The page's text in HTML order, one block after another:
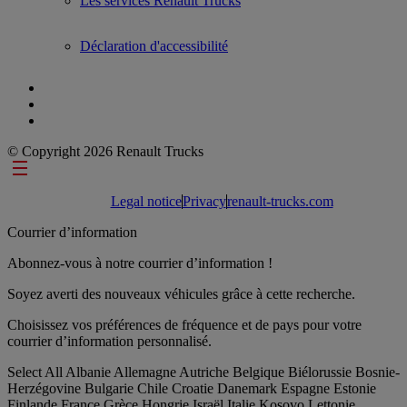
Déclaration d'accessibilité
© Copyright 2026 Renault Trucks
Footer links
Legal noticePrivacyrenault-trucks.com
Courrier d’information
Abonnez-vous à notre courrier d’information !
Soyez averti des nouveaux véhicules grâce à cette recherche.
Choisissez vos préférences de fréquence et de pays pour votre
courrier d’information personnalisé.
Select All Albanie Allemagne Autriche Belgique Biélorussie Bosnie-
Herzégovine Bulgarie Chile Croatie Danemark Espagne Estonie